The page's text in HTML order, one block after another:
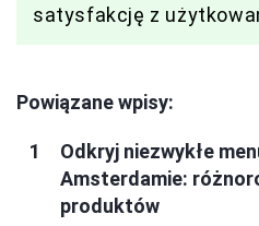
satysfakcję z
Powiązane wpisy:
Odkryj niezwykłe
Amsterdamie:
produktów